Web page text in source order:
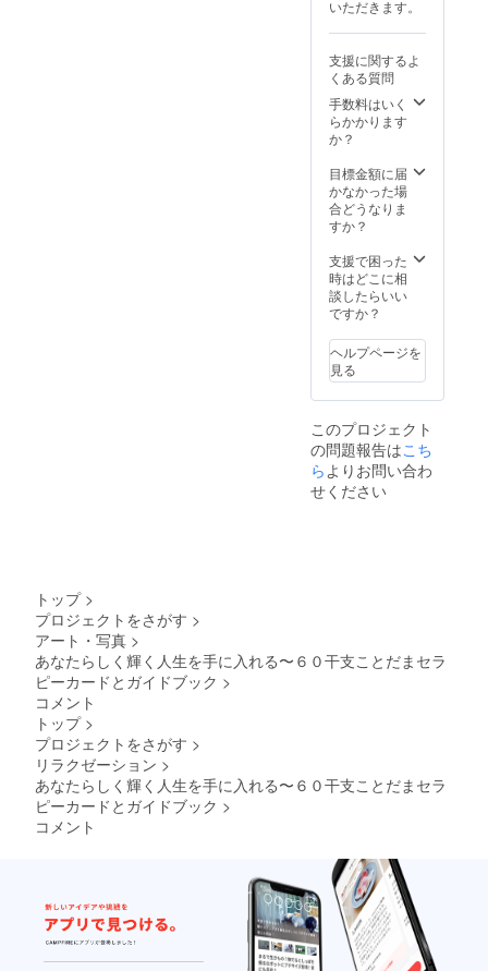
選択く
様のご
支援を
心より
お待ち
してお
す。
きる。
ファン
ディン
グ限
定】 こ
のペア
は、**
クラウ
ドファ
ンディ
のみ割
引価格
**でご
注文い
ます。
60干支
カード
セット
はクラ
ファン
開催中
ン開催
中はク
い、６
０干支
カード
セット
となっ
ていま
す。 こ
の機会
んな方
ことだ
まカー
もっと
深く活
陰陽五
行思想
に興味
難しそ
うだと
感じて
いる方
＊お子
様と一
学びた
い方 ＊
自分と
他者の
違いを
認め、
セット
＊60干
士検定
証（親
子受験
の場合
はお子
様分も
含む）
この機
に巡り
くる生
まれ変
わりの
日』60
日ごと
日々の
生活に
取り入
きるこ
とだま
セラ
ピーの
方法を
紹介。
効能は
確約す
るもの
ではあ
りませ
ん。 A5
サイ
で販売
り深
分と向
き合う
ことが
でき
る。 *
五神
カード
囲の人
とのコ
ミュニ
ケー
ション
を円滑
にし、
くスキ
ルを習
得。相
いでは
なく、
個人ご
との特
解する
で、な
ぜ苦手
なの
か、そ
れが分
かりま
す。分
ぶこと
ピー
で、学
びがさ
らに深
まりま
す。 ＊
オンラ
インで
ン氣質
診断付
＋フル
セット/
クラ
ファン
限定】
さい。
60干支
ことだ
ト＋ガ
イド
ブック
につい
ちらを
参照く
ださい↓
【セッ
容】 ＊
60干支
ことだ
まセラ
だま
カード
玄武の
五神
が、あ
なたを
力強く
サポー
て、
zoomな
分オン
ライン
セッ
ション
す。ビ
デオ通
話でお
う！ ＊
タイミ
ングが
合えば
でのご
面談も
可能。
ご相談
い。 ＊
メール
やSNS
での
メッ
ン品の
質診断
とは異
問にお
答えし
ます。
ただし
無期限
の対応
定講座
との特
トをご
用意し
まし
た！ 1
級氣質
検定講
座と
は？ ＊
氣質診
質を徹
底理
解！ ２
級の内
本氣
質」
に、氣
質診断
となる
「６つ
の星の
バラン
ス」を
陰陽五
行思想
る自分
の強み
己肯定
感を高
めま
す。 ＊
人間関
係の悩
メッ
セージ
られた
カード
＊五神
カード
青龍、
麒麟、
白虎、
玄武の
五神
なたを
力強く
サポー
ト ＊
氣質
カード
あなた
の個性
せる、
VITACE
氣質診
断に基
づいた
60干支
の知識
録】こ
とだま
ブック
今回の
企画の
ために
書き下
ろし
いただきます。
支援に関するよ
くある質問
手数料はいく
らかかります
か？
目標金額に届
かなかった場
合どうなりま
すか？
支援で困った
時はどこに相
談したらいい
ですか？
ヘルプページを
見る
このプロジェクト
の問題報告はこち
らよりお問い合わ
せください
トップ >
プロジェクトをさがす >
アート・写真 >
あなたらしく輝く人生を手に入れる〜６０干支ことだまセラ
ピーカードとガイドブック >
コメント
トップ >
プロジェクトをさがす >
リラクゼーション >
あなたらしく輝く人生を手に入れる〜６０干支ことだまセラ
ピーカードとガイドブック >
コメント